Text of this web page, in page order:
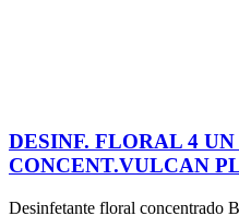
DESINF. FLORAL 4
CONCENT.VULCAN
Desinfetante floral concentrado